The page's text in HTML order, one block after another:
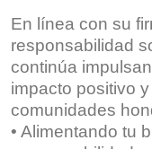
En línea con su
responsabilidad
continúa
impacto positivo
comunidades
•⁠ ⁠Alimentando tu